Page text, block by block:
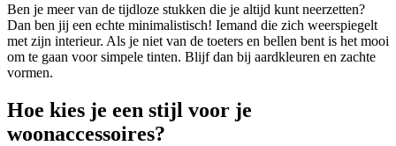
Ben je meer van de tijdloze stukken die je altijd kunt neerzetten?
Dan ben jij een echte minimalistisch! Iemand die zich weerspiegelt
met zijn interieur. Als je niet van de toeters en bellen bent is het mooi
om te gaan voor simpele tinten. Blijf dan bij aardkleuren en zachte
vormen.
Hoe kies je een stijl voor je
woonaccessoires?